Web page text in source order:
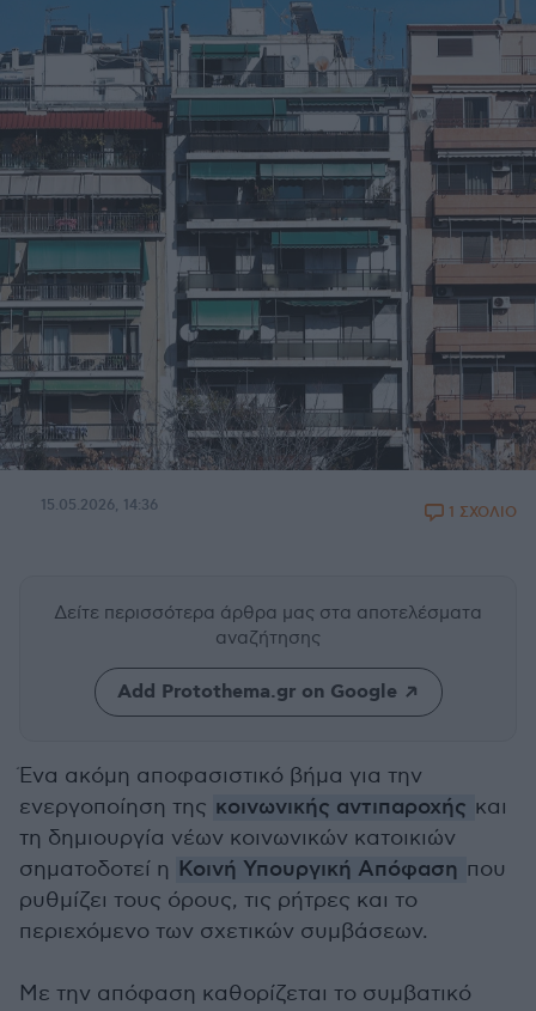
15.05.2026, 14:36 1 ΣΧΟΛΙΟ
Δείτε περισσότερα άρθρα μας στα αποτελέσματα
αναζήτησης
Add Protothema.gr on Google
Ένα ακόμη αποφασιστικό βήμα για την
ενεργοποίηση της κοινωνικής αντιπαροχής και
τη δημιουργία νέων κοινωνικών κατοικιών
σηματοδοτεί η Κοινή Υπουργική Απόφαση που
ρυθμίζει τους όρους, τις ρήτρες και το
περιεχόμενο των σχετικών συμβάσεων.
Με την απόφαση καθορίζεται το συμβατικό